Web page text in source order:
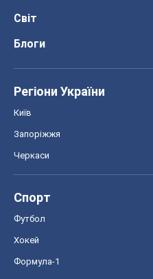
Світ
Блоги
Регіони України
Київ
Запоріжжя
Черкаси
Спорт
Футбол
Хокей
Формула-1